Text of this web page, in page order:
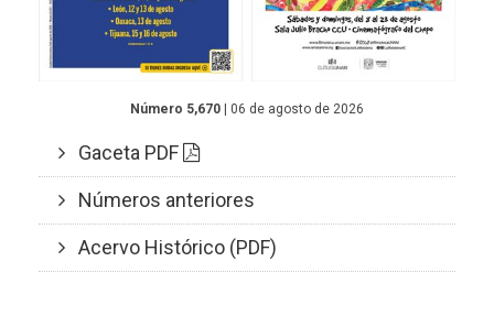
Número 5,670 | 06 de agosto de 2026
Gaceta PDF
Números anteriores
Acervo Histórico (PDF)